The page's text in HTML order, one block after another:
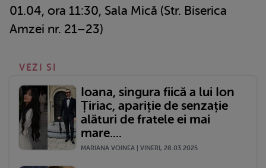
01.04, ora 11:30, Sala Mică (Str. Biserica
Amzei nr. 21–23)
VEZI SI
Ioana, singura fiică a lui Ion
Țiriac, apariție de senzație
alături de fratele ei mai
mare....
MARIANA VOINEA | VINERI, 28.03.2025